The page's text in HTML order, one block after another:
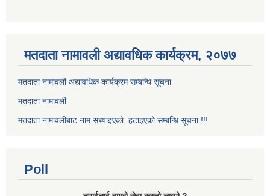
मतदाता नामावली अद्यावधिक कार्यक्रम, २०७७
मतदाता नामावली अद्यावधिक कार्यक्रम सम्बन्धि सूचना
मतदाता नामावली
मतदाता नामावलीबाट नाम सच्याइएको, हटाइएको सम्बन्धि सूचना !!!
Poll